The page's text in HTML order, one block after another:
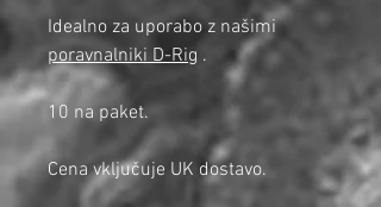
Idealno za uporabo z našimi
poravnalniki D-Rig .
10 na paket.
Cena vključuje UK dostavo.